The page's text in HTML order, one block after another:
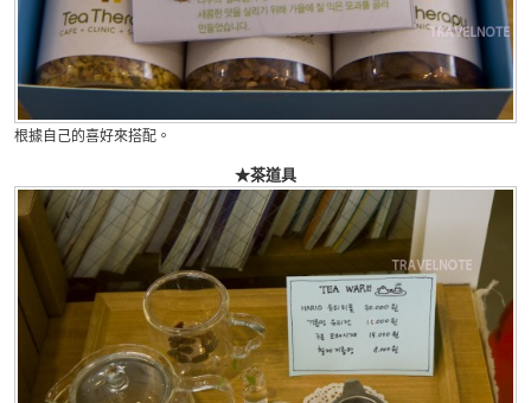
根據自己的喜好來搭配。
★茶道具